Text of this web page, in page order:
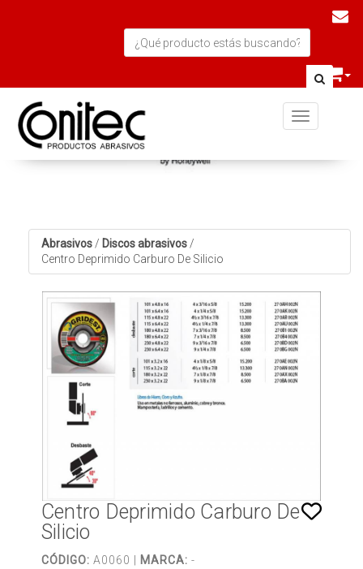
Toggle
Abrasivos / Discos abrasivos /
Centro Deprimido Carburo De Silicio
Centro Deprimido Carburo De
Silicio
CÓDIGO: A0060 | MARCA: -